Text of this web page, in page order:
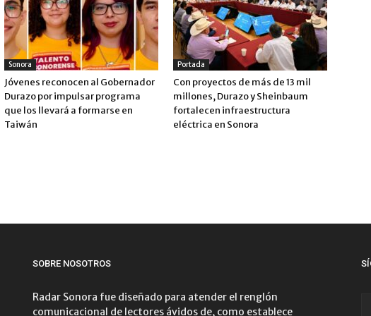
Sonora
Jóvenes reconocen al Gobernador
Durazo por impulsar programa
que los llevará a formarse en
Taiwán
Portada
Con proyectos de más de 13 mil
millones, Durazo y Sheinbaum
fortalecen infraestructura
eléctrica en Sonora
SOBRE NOSOTROS
Radar Sonora fue diseñado para atender el renglón
comunicacional de lectores ávidos de, como establece